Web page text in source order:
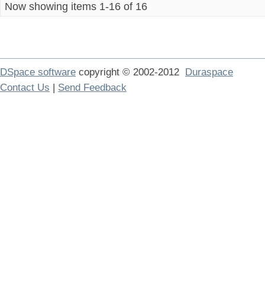
Now showing items 1-16 of 16
DSpace software copyright © 2002-2012 Duraspace
Contact Us | Send Feedback